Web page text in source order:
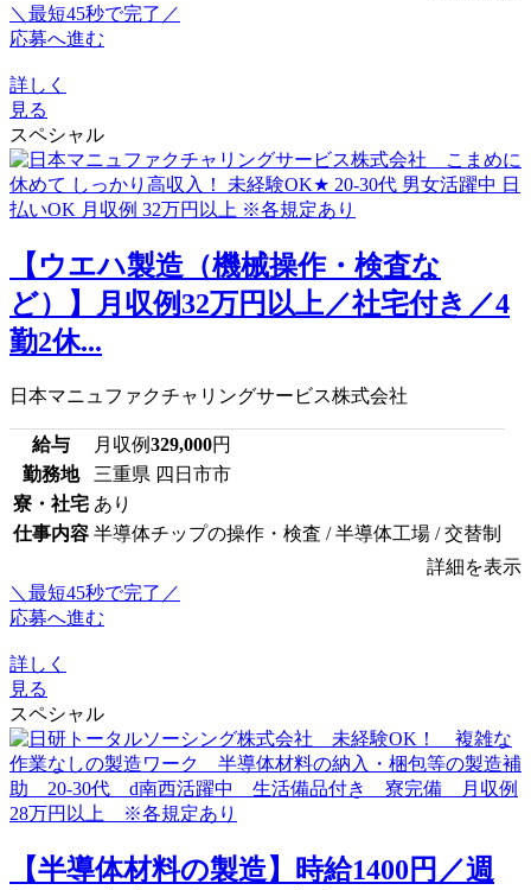
＼最短45秒で完了／
応募へ進む
詳しく
見る
スペシャル
【ウエハ製造（機械操作・検査な
ど）】月収例32万円以上／社宅付き／4
勤2休...
日本マニュファクチャリングサービス株式会社
給与 月収例329,000円
勤務地
三重県 四日市市
寮・社宅 あり
仕事内容 半導体チップの操作・検査 / 半導体工場 / 交替制
詳細を表示
＼最短45秒で完了／
応募へ進む
詳しく
見る
スペシャル
【半導体材料の製造】時給1400円／週